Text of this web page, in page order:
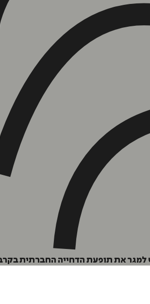
את תופעת הדחייה החברתית בקרב